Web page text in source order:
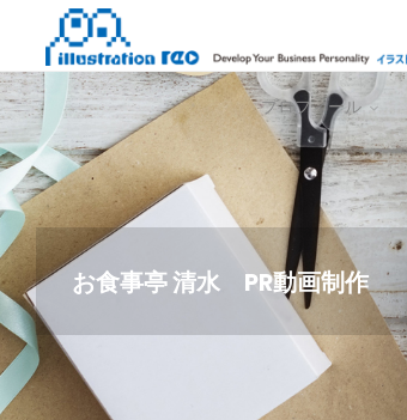
テ
ン
ツ
へ
ス
キ
ッ
プ
プロフィール
お食事亭 清水 PR動画制作